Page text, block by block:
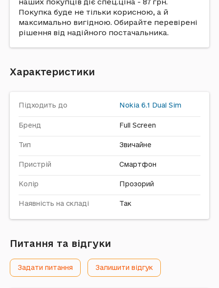
наших покупців діє спец.ціна - 87 грн.
Покупка буде не тільки корисною, а й
максимально вигідною. Обирайте перевірені
рішення від надійного постачальника.
Характеристики
Підходить до Nokia 6.1 Dual Sim
Бренд Full Screen
Тип Звичайне
Пристрій Смартфон
Колір Прозорий
Наявність на складі Так
Питання та відгуки
Задати питання Залишити відгук